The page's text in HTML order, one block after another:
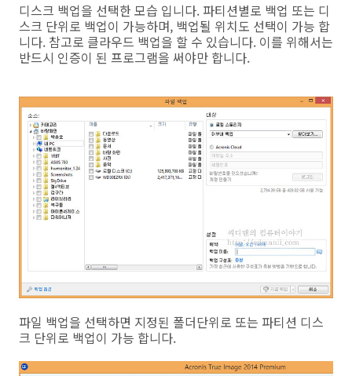
디스크 백업을 선택한 모습 입니다. 파티션별로 백업 또는 디
스크 단위로 백업이 가능하며, 백업될 위치도 선택이 가능 합
니다. 참고로 클라우드 백업을 할 수 있습니다. 이를 위해서는
반드시 인증이 된 프로그램을 써야만 합니다.
파일 백업을 선택하면 지정된 폴더단위로 또는 파티션 디스
크 단위로 백업이 가능 합니다.